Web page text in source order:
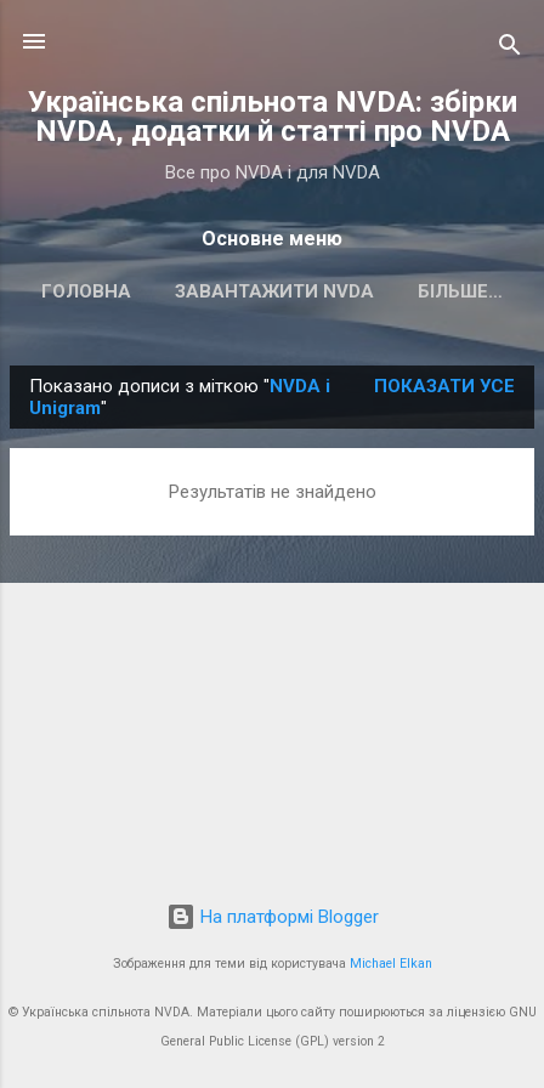
Українська спільнота NVDA: збірки
NVDA, додатки й статті про NVDA
Все про NVDA і для NVDA
Основне меню
ГОЛОВНА ЗАВАНТАЖИТИ NVDA БІЛЬШЕ…
у
і
а
Показано дописи з міткою "NVDA і
Unigram"
ПОКАЗАТИ УСЕ
Результатів не знайдено
На платформі Blogger
Зображення для теми від користувача Michael Elkan
© Українська спільнота NVDA. Матеріали цього сайту поширюються за ліцензією GNU
General Public License (GPL) version 2